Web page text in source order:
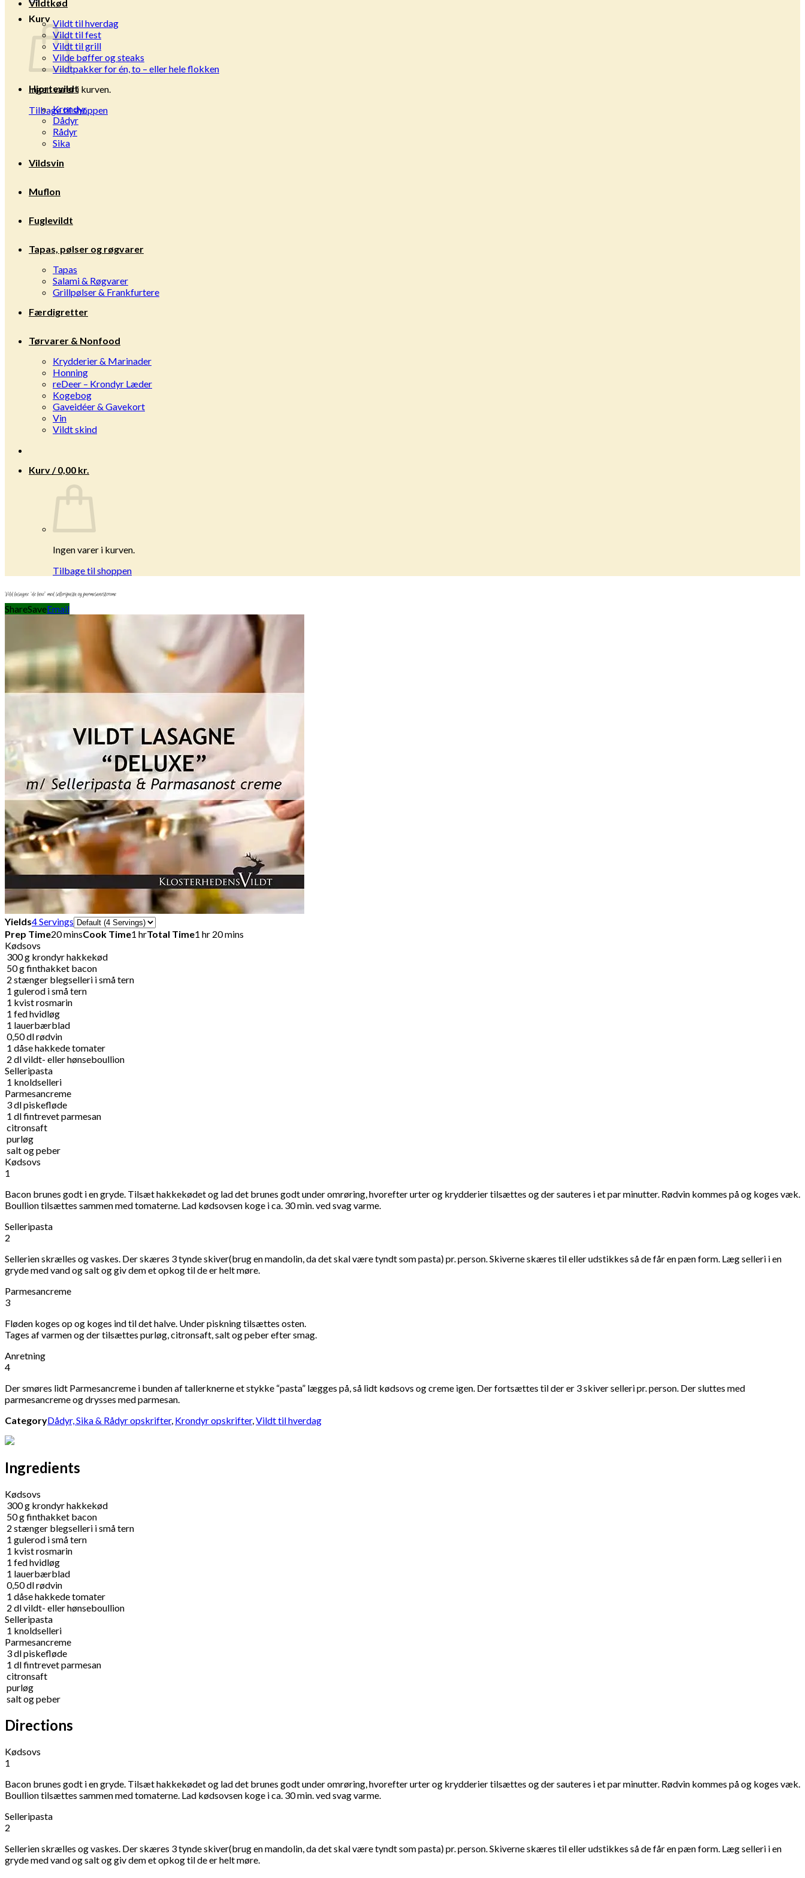
Kurv
Ingen varer i kurven.
Tilbage til shoppen
Vildtkød
Vildt til hverdag
Vildt til fest
Vildt til grill
Vilde bøffer og steaks
Vildtpakker for én, to – eller hele flokken
Hjortevildt
Krondyr
Dådyr
Rådyr
Sika
Vildsvin
Muflon
Fuglevildt
Tapas, pølser og røgvarer
Tapas
Salami & Røgvarer
Grillpølser & Frankfurtere
Færdigretter
Tørvarer & Nonfood
Krydderier & Marinader
Honning
reDeer – Krondyr Læder
Kogebog
Gaveidéer & Gavekort
Vin
Vildt skind
Kurv /0,00 kr.
Ingen varer i kurven.
Tilbage til shoppen
Vild lasagne “de luxe” med selleripasta og parmesanostcreme
ShareSaveEmail
Yields4 ServingsServings
Prep Time20 minsCook Time1 hrTotal Time1 hr 20 mins
Kødsovs
300g krondyr hakkekød
50gfinthakket bacon
2 stænger blegselleri i små tern
1 gulerod i små tern
1 kvist rosmarin
1 fedhvidløg
1 lauerbærblad
0,50dlrødvin
1 dåsehakkede tomater
2 dlvildt- eller hønseboullion
Selleripasta
1 knoldselleri
Parmesancreme
3dlpiskefløde
1 dlfintrevet parmesan
citronsaft
purløg
salt og peber
Kødsovs
1
Bacon brunes godt i en gryde. Tilsæt hakkekødet og lad det brunes godt under omrøring, hvorefter urter og krydderier tilsættes og der sauteres i et par minutter. Rødvin kommes på og koges væk.
Boullion tilsættes sammen med tomaterne. Lad kødsovsen koge i ca. 30 min. ved svag varme.
Selleripasta
2
Sellerien skrælles og vaskes. Der skæres 3 tynde skiver(brug en mandolin, da det skal være tyndt som pasta) pr. person. Skiverne skæres til eller udstikkes så de får en pæn form. Læg selleri i en
gryde med vand og salt og giv dem et opkog til de er helt møre.
Parmesancreme
3
Fløden koges op og koges ind til det halve. Under piskning tilsættes osten.
Tages af varmen og der tilsættes purløg, citronsaft, salt og peber efter smag.
Anretning
4
Der smøres lidt Parmesancreme i bunden af tallerknerne et stykke “pasta” lægges på, så lidt kødsovs og creme igen. Der fortsættes til der er 3 skiver selleri pr. person. Der sluttes med
parmesancreme og drysses med parmesan.
CategoryDådyr, Sika & Rådyr opskrifter, Krondyr opskrifter,Vildt til hverdag
Ingredients
Kødsovs
300g krondyr hakkekød
50gfinthakket bacon
2 stænger blegselleri i små tern
1 gulerod i små tern
1 kvist rosmarin
1 fedhvidløg
1 lauerbærblad
0,50dlrødvin
1 dåsehakkede tomater
2 dlvildt- eller hønseboullion
Selleripasta
1 knoldselleri
Parmesancreme
3dlpiskefløde
1 dlfintrevet parmesan
citronsaft
purløg
salt og peber
Directions
Kødsovs
1
Bacon brunes godt i en gryde. Tilsæt hakkekødet og lad det brunes godt under omrøring, hvorefter urter og krydderier tilsættes og der sauteres i et par minutter. Rødvin kommes på og koges væk.
Boullion tilsættes sammen med tomaterne. Lad kødsovsen koge i ca. 30 min. ved svag varme.
Selleripasta
2
Sellerien skrælles og vaskes. Der skæres 3 tynde skiver(brug en mandolin, da det skal være tyndt som pasta) pr. person. Skiverne skæres til eller udstikkes så de får en pæn form. Læg selleri i en
gryde med vand og salt og giv dem et opkog til de er helt møre.